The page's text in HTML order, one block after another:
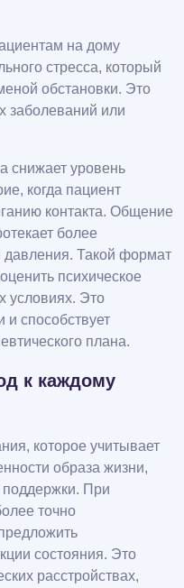
на дому
стресса, который
обстановки. Это
заболеваний или
снижает уровень
когда пациент
контакта. Общение
более
давления. Такой формат
психическое
условиях. Это
и способствует
плана.
к каждому
которое учитывает
образа жизни,
поддержки. При
точно
состояния. Это
расстройствах,